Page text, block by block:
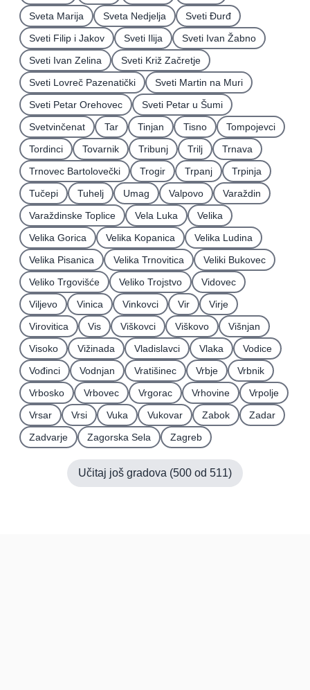
Sveta Marija
Sveta Nedjelja
Sveti Ðurđ
Sveti Filip i Jakov
Sveti Ilija
Sveti Ivan Žabno
Sveti Ivan Zelina
Sveti Križ Začretje
Sveti Lovreč Pazenatički
Sveti Martin na Muri
Sveti Petar Orehovec
Sveti Petar u Šumi
Svetvinčenat
Tar Tinjan Tisno
Tompojevci
Tordinci
Tovarnik Tribunj Trilj
Trnava
Trnovec Bartolovečki
Trogir Trpanj
Trpinja
Tučepi
Tuhelj Umag Valpovo
Varaždin
Varaždinske Toplice
Vela Luka
Velika
Velika Gorica
Velika Kopanica
Velika Ludina
Velika Pisanica
Velika Trnovitica
Veliki Bukovec
Veliko Trgovišće
Veliko Trojstvo
Vidovec
Viljevo
Vinica Vinkovci Vir
Virje
Virovitica
Vis Viškovci Viškovo
Višnjan
Visoko
Vižinada Vladislavci Vlaka
Vodice
Vođinci
Vodnjan Vratišinec Vrbje
Vrbnik
Vrbosko
Vrbovec Vrgorac Vrhovine
Vrpolje
Vrsar
Vrsi Vuka Vukovar Zabok
Zadar
Zadvarje
Zagorska Sela Zagreb
Učitaj još gradova (500 od 511)